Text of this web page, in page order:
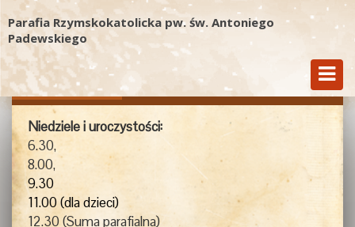
Parafia Rzymskokatolicka pw. św. Antoniego
Padewskiego
Msze Św.
Niedziele i uroczystości:
6.30,
8.00,
9.30
11.00 (dla dzieci)
12.30 (Suma parafialna)